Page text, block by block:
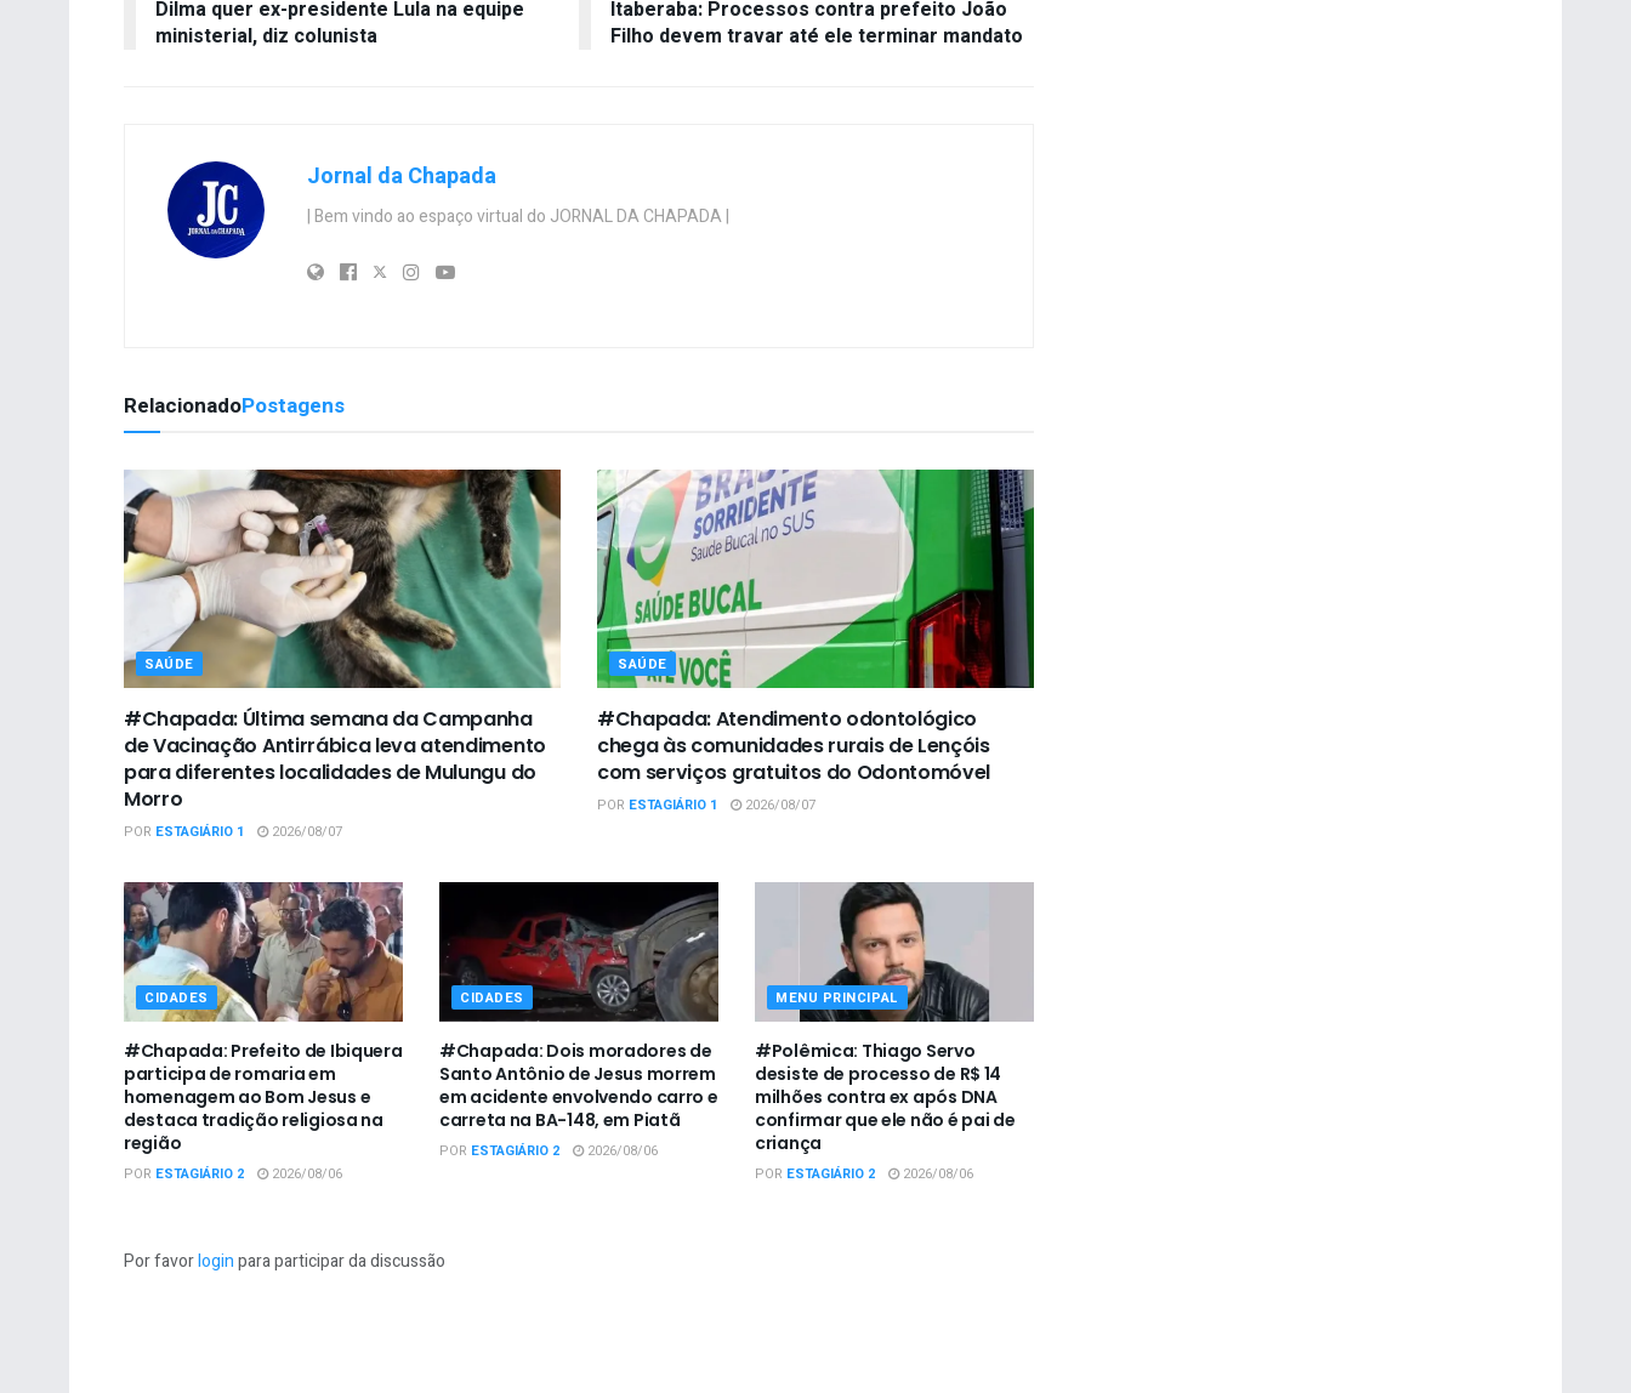
Dilma quer ex-presidente Lula na equipe
ministerial, diz colunista
Itaberaba: Processos contra prefeito João
Filho devem travar até ele terminar mandato
Jornal da Chapada
| Bem vindo ao espaço virtual do JORNAL DA CHAPADA |
RelacionadoPostagens
SAÚDE
#Chapada: Última semana da Campanha
de Vacinação Antirrábica leva atendimento
para diferentes localidades de Mulungu do
Morro
POR ESTAGIÁRIO 1 2026/08/07
SAÚDE
#Chapada: Atendimento odontológico
chega às comunidades rurais de Lençóis
com serviços gratuitos do Odontomóvel
POR ESTAGIÁRIO 1 2026/08/07
CIDADES
#Chapada: Prefeito de Ibiquera
participa de romaria em
homenagem ao Bom Jesus e
destaca tradição religiosa na
região
POR ESTAGIÁRIO 2 2026/08/06
CIDADES
#Chapada: Dois moradores de
Santo Antônio de Jesus morrem
em acidente envolvendo carro e
carreta na BA-148, em Piatã
POR ESTAGIÁRIO 2 2026/08/06
MENU PRINCIPAL
#Polêmica: Thiago Servo
desiste de processo de R$ 14
milhões contra ex após DNA
confirmar que ele não é pai de
criança
POR ESTAGIÁRIO 2 2026/08/06
Por favorloginpara participar da discussão